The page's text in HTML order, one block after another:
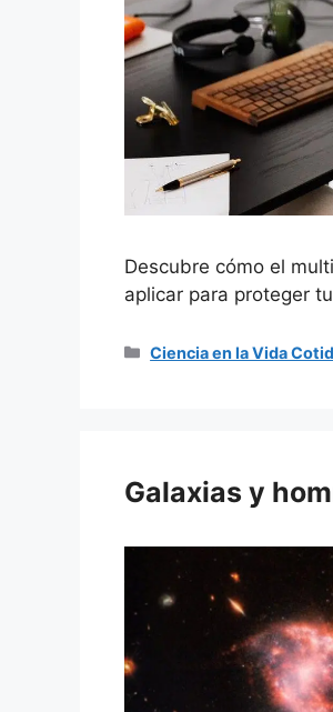
Descubre cómo el
aplicar para proteger
Categorías
Ciencia en la Vida
Galaxias y